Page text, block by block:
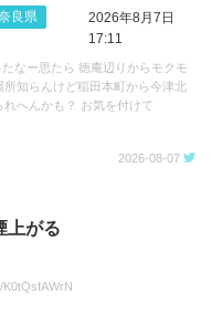
良県
2026年8月7日
17:11
なー思たら 徳庵辺りからモクモ
知らんけど稲田本町から今津北
へんかも？ お気を付けて
2026-08-07
上がる